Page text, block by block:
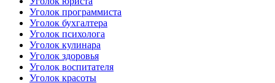
Уголок программиста
Уголок бухгалтера
Уголок психолога
Уголок кулинара
Уголок здоровья
Уголок воспитателя
Уголок красоты